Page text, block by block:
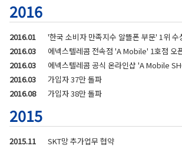
2016
2016.01
'한국 소비자 만족지수 알뜰폰 부문' 1위 수
2016.03
에넥스텔레콤 전속점 'A Mobile' 1호점 오
2016.03
에넥스텔레콤 공식 온라인샵 'A Mobile
2016.03
가입자 37만 돌파
2016.08
가입자 38만 돌파
2015
2015.11
SKT망 추가업무 협약